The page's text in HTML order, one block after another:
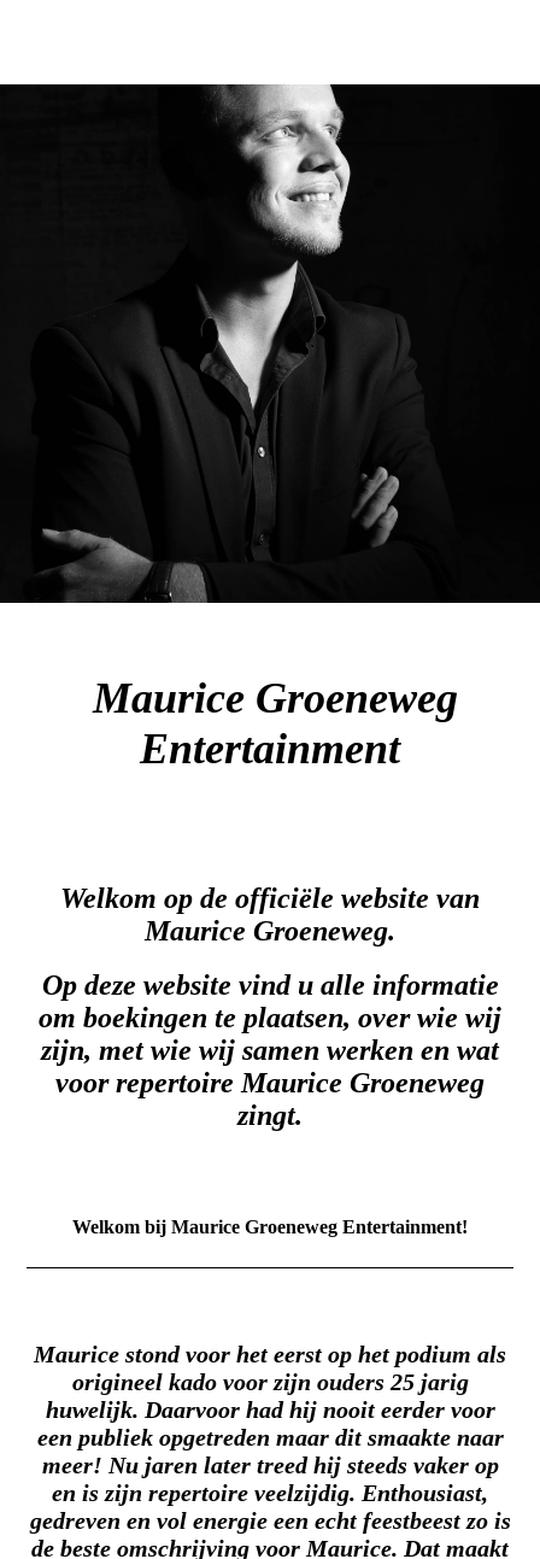
Maurice Groeneweg
Entertainment
Welkom op de officiële website van
Maurice Groeneweg.
Op deze website vind u alle informatie
om boekingen te plaatsen, over wie wij
zijn, met wie wij samen werken en wat
voor repertoire Maurice Groeneweg
zingt.
Welkom bij Maurice Groeneweg Entertainment!
Maurice stond voor het eerst op het podium als
origineel kado voor zijn ouders 25 jarig
huwelijk. Daarvoor had hij nooit eerder voor
een publiek opgetreden maar dit smaakte naar
meer! Nu jaren later treed hij steeds vaker op
en is zijn repertoire veelzijdig. Enthousiast,
gedreven en vol energie een echt feestbeest zo is
de beste omschrijving voor Maurice. Dat maakt